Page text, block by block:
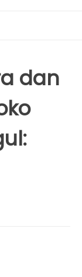
dan